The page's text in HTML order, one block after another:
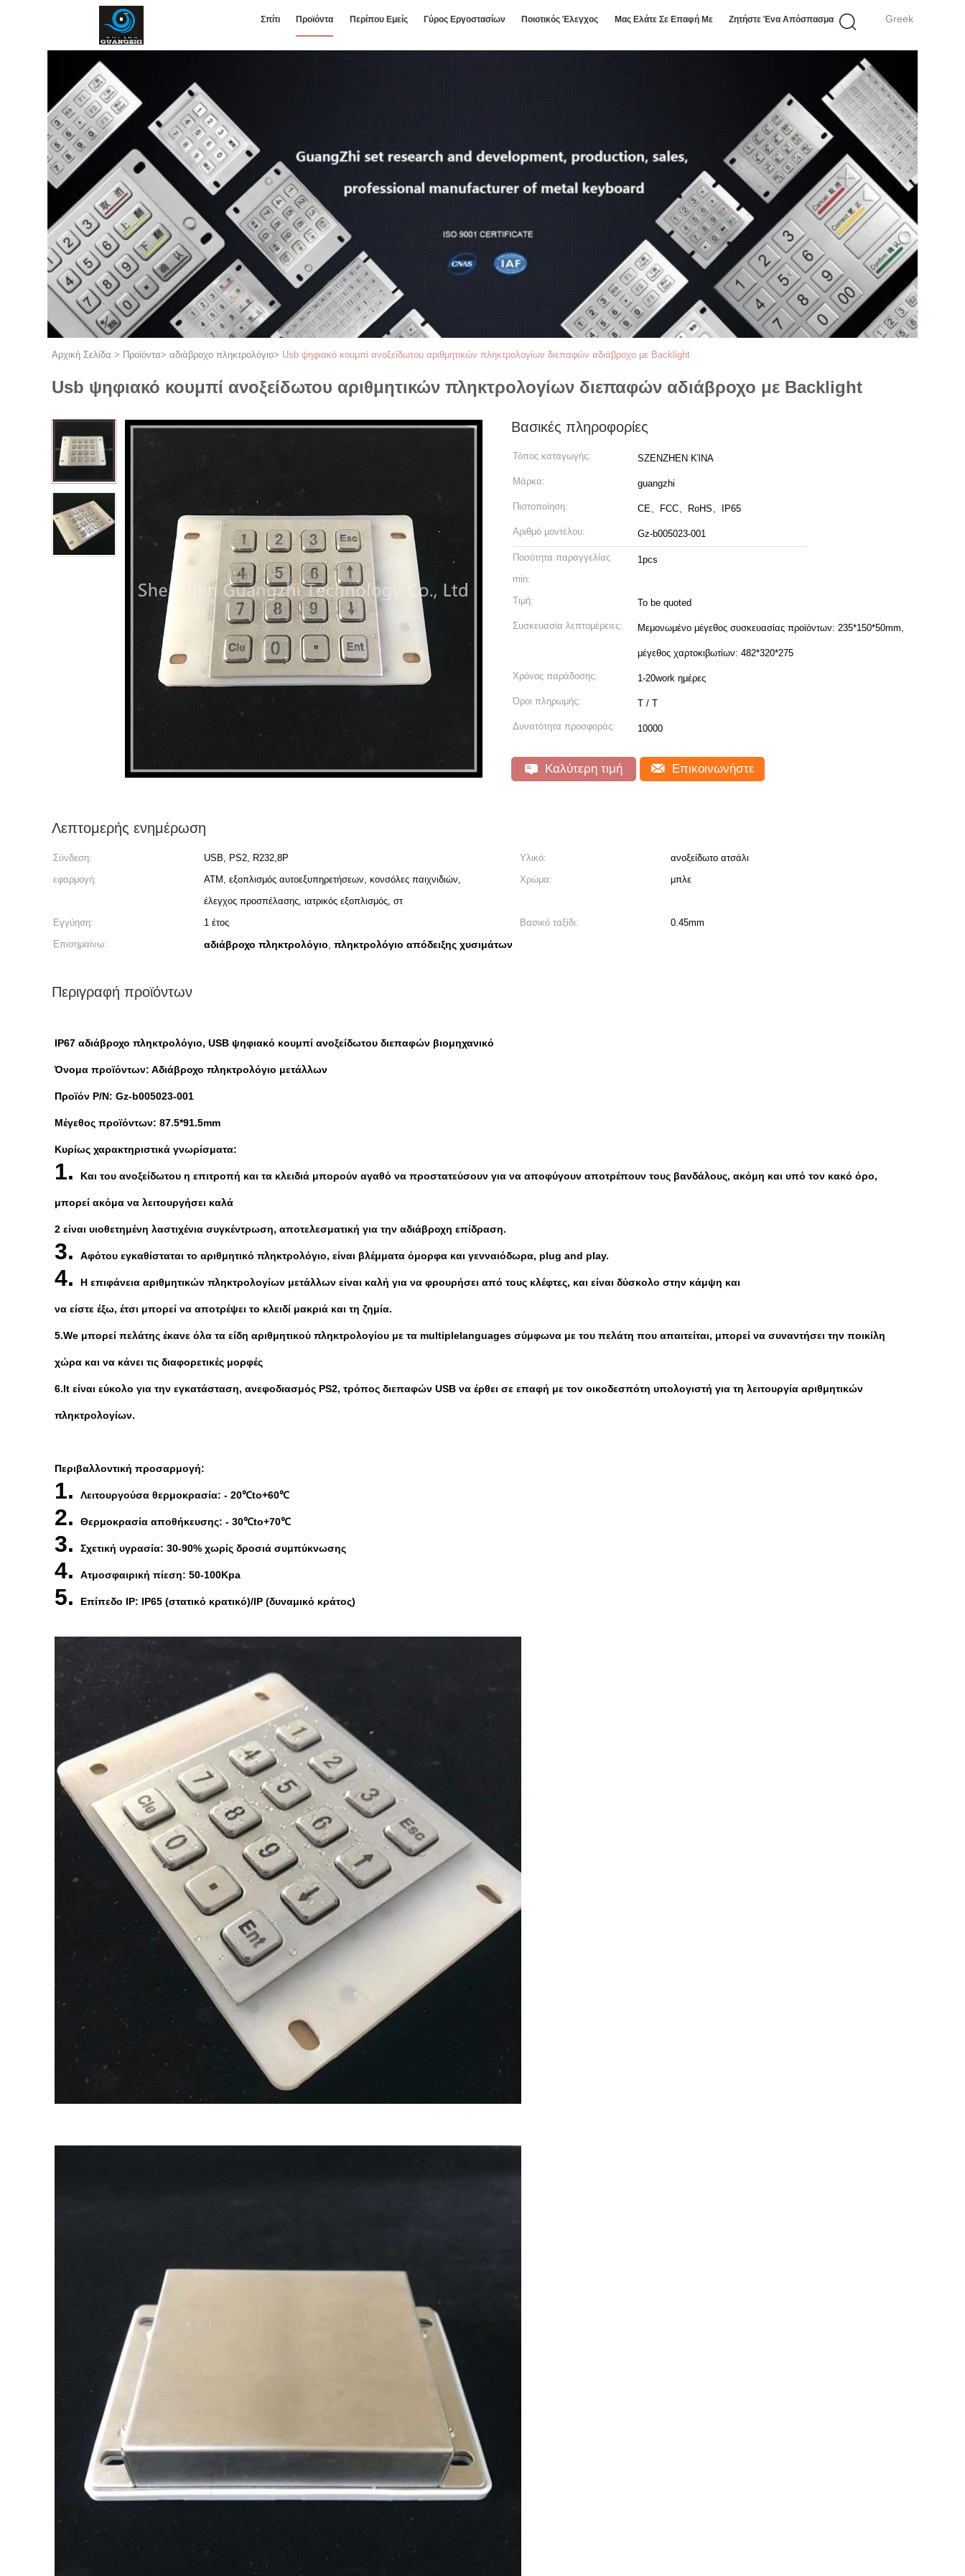
Greek
Σπίτι Προϊόντα Περίπου Εμείς Γύρος Εργοστασίων Ποιοτικός Έλεγχος Μας Ελάτε Σε Επαφή Με Ζητήστε Ένα Απόσπασμα
Αρχική Σελίδα > Προϊόντα> αδιάβροχο πληκτρολόγιο> Usb ψηφιακό κουμπί ανοξείδωτου αριθμητικών πληκτρολογίων διεπαφών αδιάβροχο με Backlight
Usb ψηφιακό κουμπί ανοξείδωτου αριθμητικών πληκτρολογίων διεπαφών αδιάβροχο με Backlight
Βασικές πληροφορίες
Τόπος καταγωγής: SZENZHEN ΚΊΝΑ
Μάρκα: guangzhi
Πιστοποίηση: CE、FCC、RoHS、IP65
Αριθμό μοντέλου: Gz-b005023-001
Ποσότητα παραγγελίας
min:
1pcs
Τιμή: To be quoted
Συσκευασία λεπτομέρειες: Μεμονωμένο μέγεθος συσκευασίας προϊόντων: 235*150*50mm,
μέγεθος χαρτοκιβωτίων: 482*320*275
Χρόνος παράδοσης: 1-20work ημέρες
Όροι πληρωμής: T / T
Δυνατότητα προσφοράς: 10000
Καλύτερη τιμή Επικοινωνήστε
Λεπτομερής ενημέρωση
Σύνδεση: USB, PS2, R232,8P Υλικό:
ανοξείδωτο ατσάλι
εφαρμογή:
ATM, εξοπλισμός αυτοεξυπηρετήσεων, κονσόλες παιχνιδιών,
έλεγχος προσπέλασης, ιατρικός εξοπλισμός, στ
Χρώμα: μπλε
Εγγύηση: 1 έτος Βασικό ταξίδι:
0.45mm
Επισημαίνω:
αδιάβροχο πληκτρολόγιο, πληκτρολόγιο απόδειξης χυσιμάτων
Περιγραφή προϊόντων
IP67 αδιάβροχο πληκτρολόγιο, USB ψηφιακό κουμπί ανοξείδωτου διεπαφών βιομηχανικό
Όνομα προϊόντων: Αδιάβροχο πληκτρολόγιο μετάλλων
Προϊόν P/N: Gz-b005023-001
Μέγεθος προϊόντων: 87.5*91.5mm
Κυρίως χαρακτηριστικά γνωρίσματα:
1. Και του ανοξείδωτου η επιτροπή και τα κλειδιά μπορούν αγαθό να προστατεύσουν για να αποφύγουν αποτρέπουν τους βανδάλους, ακόμη και υπό τον κακό όρο,
μπορεί ακόμα να λειτουργήσει καλά
2 είναι υιοθετημένη λαστιχένια συγκέντρωση, αποτελεσματική για την αδιάβροχη επίδραση.
3. Αφότου εγκαθίσταται το αριθμητικό πληκτρολόγιο, είναι βλέμματα όμορφα και γενναιόδωρα, plug and play.
4. Η επιφάνεια αριθμητικών πληκτρολογίων μετάλλων είναι καλή για να φρουρήσει από τους κλέφτες, και είναι δύσκολο στην κάμψη και
να είστε έξω, έτσι μπορεί να αποτρέψει το κλειδί μακριά και τη ζημία.
5.We μπορεί πελάτης έκανε όλα τα είδη αριθμητικού πληκτρολογίου με τα multiplelanguages σύμφωνα με του πελάτη που απαιτείται, μπορεί να συναντήσει την ποικίλη
χώρα και να κάνει τις διαφορετικές μορφές
6.It είναι εύκολο για την εγκατάσταση, ανεφοδιασμός PS2, τρόπος διεπαφών USB να έρθει σε επαφή με τον οικοδεσπότη υπολογιστή για τη λειτουργία αριθμητικών
πληκτρολογίων.
Περιβαλλοντική προσαρμογή:
1. Λειτουργούσα θερμοκρασία: - 20℃to+60℃
2. Θερμοκρασία αποθήκευσης: - 30℃to+70℃
3. Σχετική υγρασία: 30-90% χωρίς δροσιά συμπύκνωσης
4. Ατμοσφαιρική πίεση: 50-100Kpa
5. Επίπεδο IP: IP65 (στατικό κρατικό)/IP (δυναμικό κράτος)